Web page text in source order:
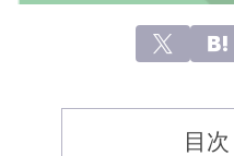
目次